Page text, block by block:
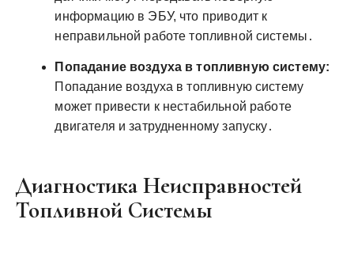
информацию в ЭБУ, что приводит к
неправильной работе топливной системы․
Попадание воздуха в топливную систему:
Попадание воздуха в топливную систему
может привести к нестабильной работе
двигателя и затрудненному запуску․
Диагностика Неисправностей
Топливной Системы